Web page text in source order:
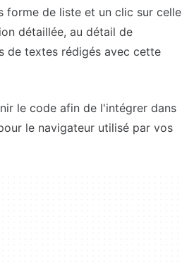
forme de liste et un clic sur celle
détaillée, au détail de
de textes rédigés avec cette
le code afin de l'intégrer dans
le navigateur utilisé par vos